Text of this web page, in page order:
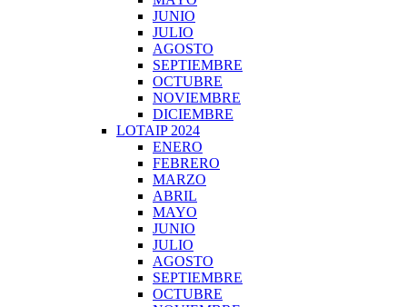
JUNIO
JULIO
AGOSTO
SEPTIEMBRE
OCTUBRE
NOVIEMBRE
DICIEMBRE
LOTAIP 2024
ENERO
FEBRERO
MARZO
ABRIL
MAYO
JUNIO
JULIO
AGOSTO
SEPTIEMBRE
OCTUBRE